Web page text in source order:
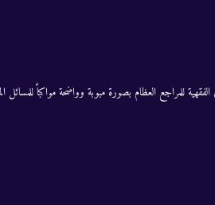
للمراجع العظام بصورة مبوبة وواضحة مواكباً للمسائل